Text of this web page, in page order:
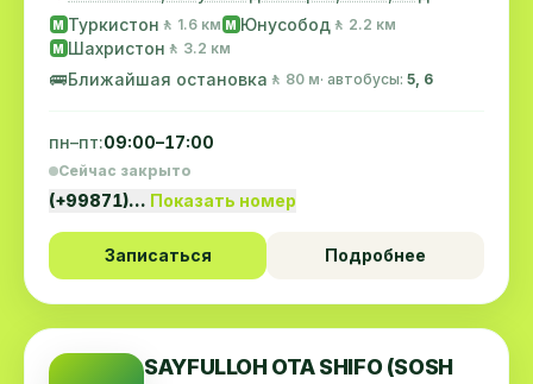
M Туркистон 🚶 1.6 км M Юнусобод 🚶 2.2 км
M Шахристон 🚶 3.2 км
🚌Ближайшая остановка 🚶 80 м· автобусы: 5, 6
пн–пт:09:00–17:00
Сейчас закрыто
(+99871)… Показать номер
Записаться Подробнее
SAYFULLOH OTA SHIFO (SOSH